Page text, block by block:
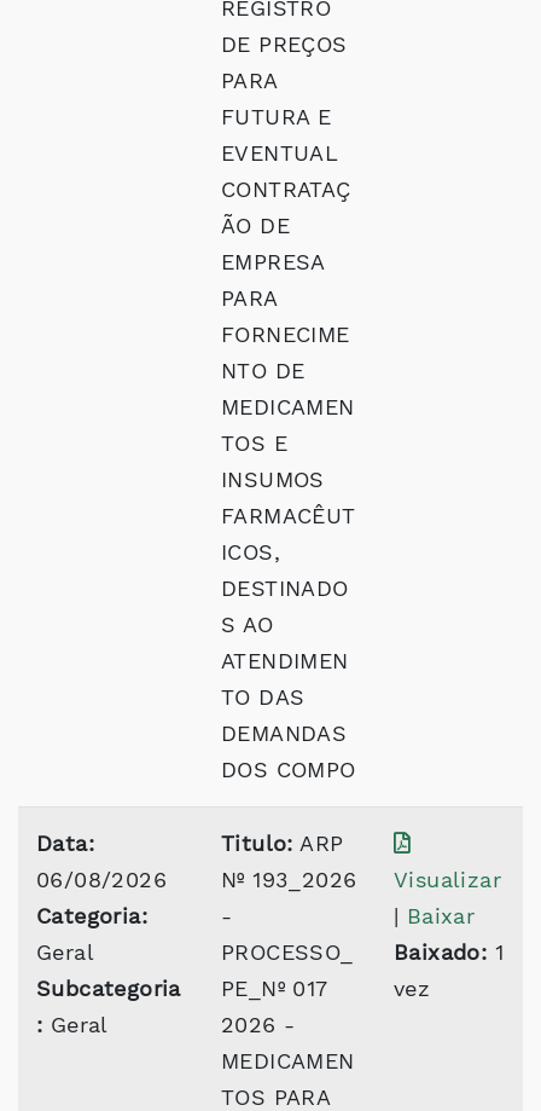
REGISTRO
DE PREÇOS
PARA
FUTURA E
EVENTUAL
CONTRATAÇ
ÃO DE
EMPRESA
PARA
FORNECIME
NTO DE
MEDICAMEN
TOS E
INSUMOS
FARMACÊUT
ICOS,
DESTINADO
S AO
ATENDIMEN
TO DAS
DEMANDAS
DOS COMPO
Data:
06/08/2026
Categoria:
Geral
Subcategoria
: Geral
Titulo: ARP
Nº 193_2026
-
PROCESSO_
PE_Nº 017
2026 -
MEDICAMEN
TOS PARA
Visualizar
| Baixar
Baixado: 1
vez